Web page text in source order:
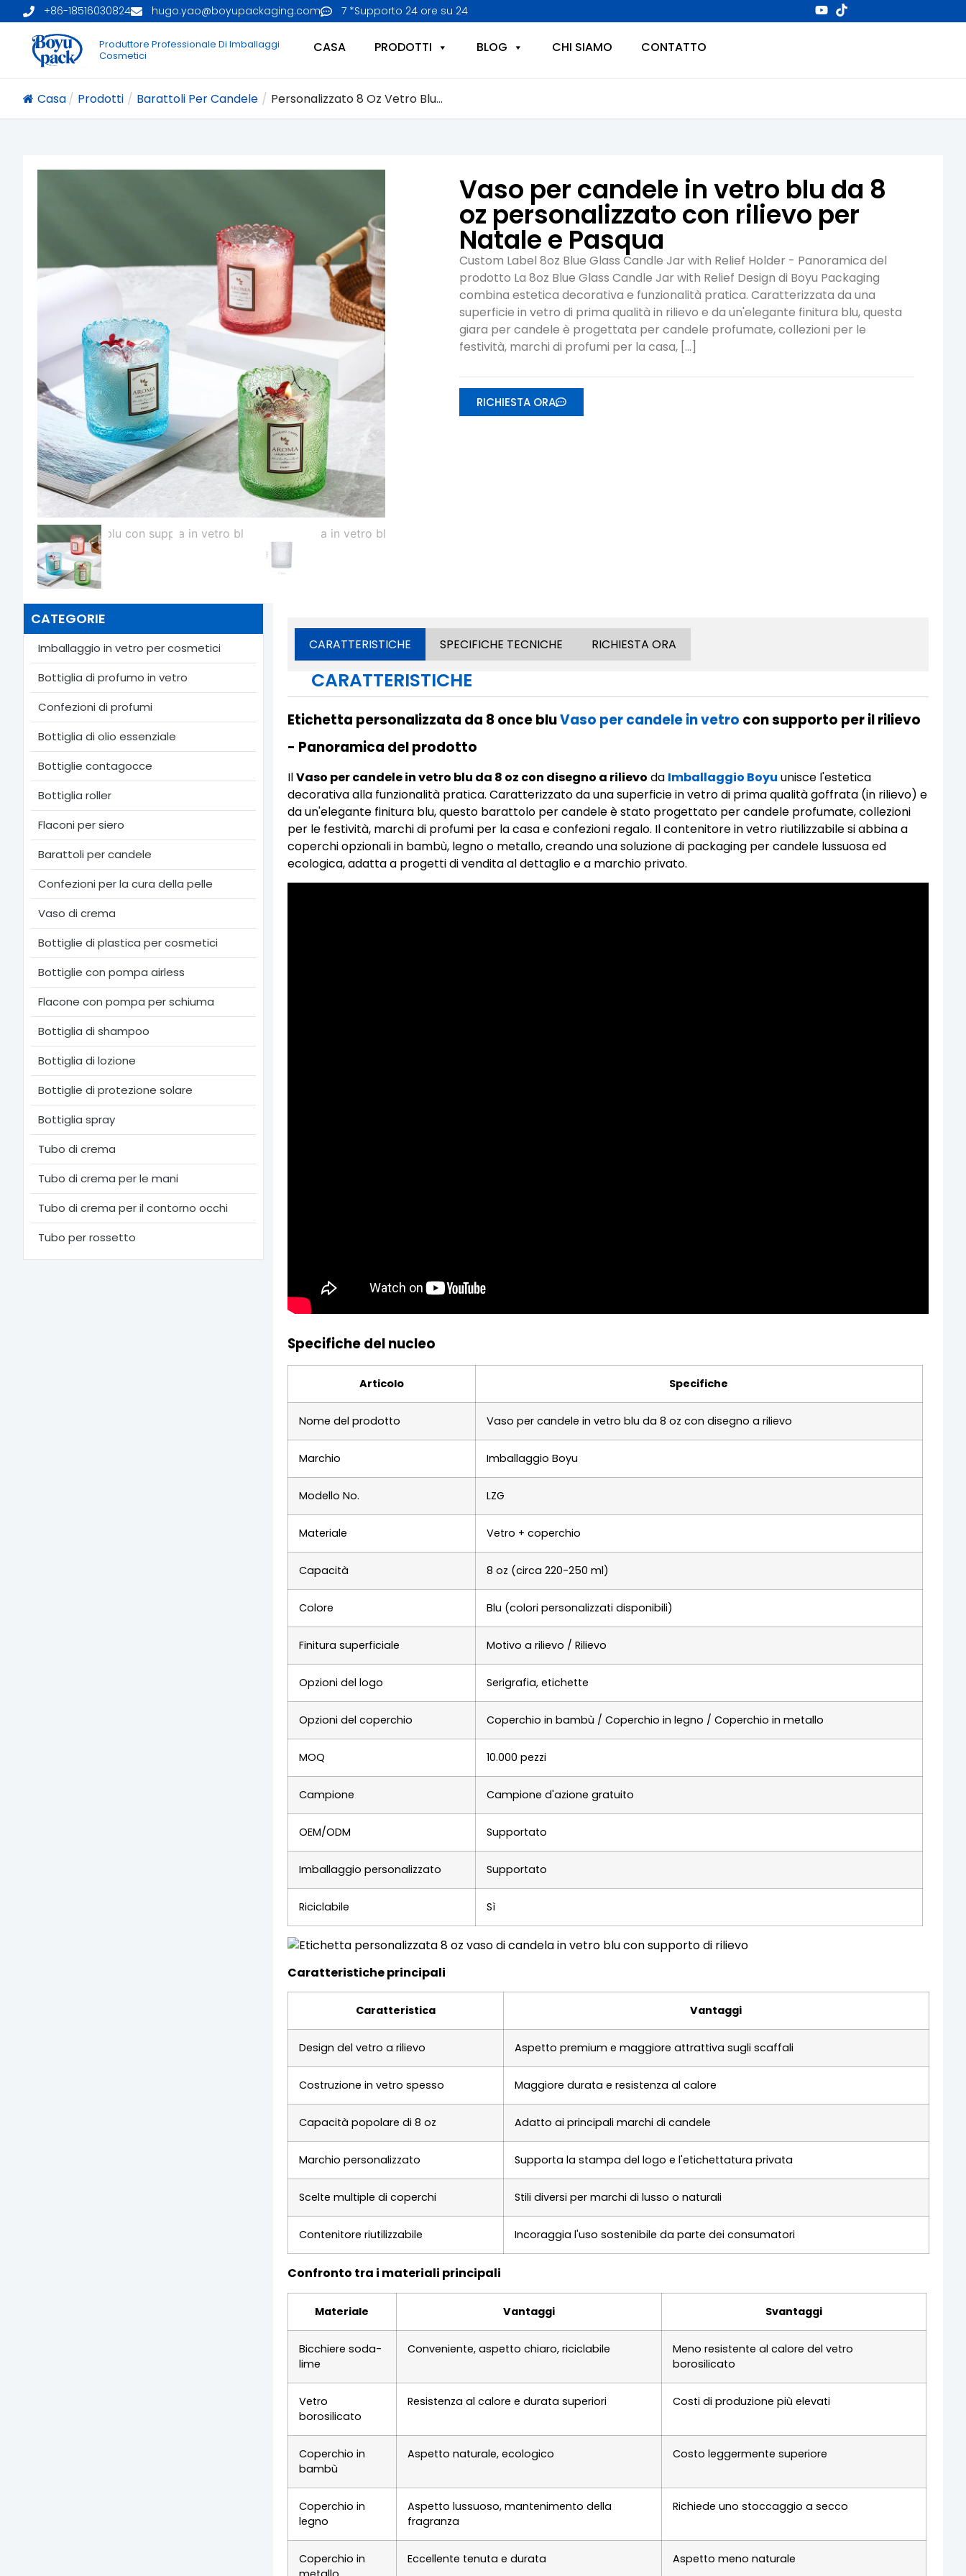
+86-18516030824 hugo.yao@boyupackaging.com 7 *Supporto 24 ore su 24
Produttore Professionale Di Imballaggi
Cosmetici
CASA PRODOTTI BLOG CHI SIAMO CONTATTO
Casa/ Prodotti / Barattoli Per Candele / Personalizzato 8 Oz Vetro Blu...
Vaso per candele in vetro blu da 8
oz personalizzato con rilievo per
Natale e Pasqua
Custom Label 8oz Blue Glass Candle Jar with Relief Holder - Panoramica del
prodotto La 8oz Blue Glass Candle Jar with Relief Design di Boyu Packaging
combina estetica decorativa e funzionalità pratica. Caratterizzata da una
superficie in vetro di prima qualità in rilievo e da un'elegante finitura blu, questa
giara per candele è progettata per candele profumate, collezioni per le
festività, marchi di profumi per la casa, [...]
RICHIESTA ORA
CATEGORIE
Imballaggio in vetro per cosmetici
Bottiglia di profumo in vetro
Confezioni di profumi
Bottiglia di olio essenziale
Bottiglie contagocce
Bottiglia roller
Flaconi per siero
Barattoli per candele
Confezioni per la cura della pelle
Vaso di crema
Bottiglie di plastica per cosmetici
Bottiglie con pompa airless
Flacone con pompa per schiuma
Bottiglia di shampoo
Bottiglia di lozione
Bottiglie di protezione solare
Bottiglia spray
Tubo di crema
Tubo di crema per le mani
Tubo di crema per il contorno occhi
Tubo per rossetto
CARATTERISTICHE SPECIFICHE TECNICHE RICHIESTA ORA
CARATTERISTICHE
Etichetta personalizzata da 8 once bluVaso per candele in vetro con supporto per il rilievo
- Panoramica del prodotto
IlVaso per candele in vetro blu da 8 oz con disegno a rilievo da Imballaggio Boyu unisce l'estetica
decorativa alla funzionalità pratica. Caratterizzato da una superficie in vetro di prima qualità goffrata (in rilievo) e
da un'elegante finitura blu, questo barattolo per candele è stato progettato per candele profumate, collezioni
per le festività, marchi di profumi per la casa e confezioni regalo. Il contenitore in vetro riutilizzabile si abbina a
coperchi opzionali in bambù, legno o metallo, creando una soluzione di packaging per candele lussuosa ed
ecologica, adatta a progetti di vendita al dettaglio e a marchio privato.
Specifiche del nucleo
Articolo Specifiche
Nome del prodotto Vaso per candele in vetro blu da 8 oz con disegno a rilievo
Marchio Imballaggio Boyu
Modello No. LZG
Materiale Vetro + coperchio
Capacità 8 oz (circa 220-250 ml)
Colore Blu (colori personalizzati disponibili)
Finitura superficiale Motivo a rilievo / Rilievo
Opzioni del logo Serigrafia, etichette
Opzioni del coperchio Coperchio in bambù / Coperchio in legno / Coperchio in metallo
MOQ 10.000 pezzi
Campione Campione d'azione gratuito
OEM/ODM Supportato
Imballaggio personalizzato Supportato
Riciclabile Sì
Caratteristiche principali
Caratteristica Vantaggi
Design del vetro a rilievo Aspetto premium e maggiore attrattiva sugli scaffali
Costruzione in vetro spesso Maggiore durata e resistenza al calore
Capacità popolare di 8 oz Adatto ai principali marchi di candele
Marchio personalizzato Supporta la stampa del logo e l'etichettatura privata
Scelte multiple di coperchi Stili diversi per marchi di lusso o naturali
Contenitore riutilizzabile Incoraggia l'uso sostenibile da parte dei consumatori
Confronto tra i materiali principali
Materiale Vantaggi Svantaggi
Bicchiere soda-
lime
Conveniente, aspetto chiaro, riciclabile
Meno resistente al calore del vetro
borosilicato
Vetro
borosilicato
Resistenza al calore e durata superiori Costi di produzione più elevati
Coperchio in
bambù
Aspetto naturale, ecologico Costo leggermente superiore
Coperchio in
legno
Aspetto lussuoso, mantenimento della
fragranza
Richiede uno stoccaggio a secco
Coperchio in
Eccellente tenuta e durata Aspetto meno naturale